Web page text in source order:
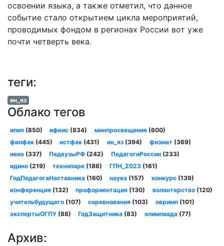
освоении языка, а также отметил, что данное
событие стало открытием цикла мероприятий,
проводимых фондом в регионах России вот уже
почти четверть века.
теги:
ин_яз
Облако тегов
ипип(850) ифкис (834) минпросвещения(600)
филфак(445) истфак (431) ин_яз(394) физмат(369)
иеиэ(337) ПедвузыРФ (242) ПедагогиРоссии(233)
идино(219) технопарк (186) ГПН_2023(161)
ГодПедагогаНаставника(160) наука (157) конкурс(139)
конференция(132) профориентация (130) волонтерство(120)
учительбудущего(107) соревнования (103) овримп(101)
экспертыОГПУ(88) ГодЗащитника (83) олимпиада(77)
Архив: